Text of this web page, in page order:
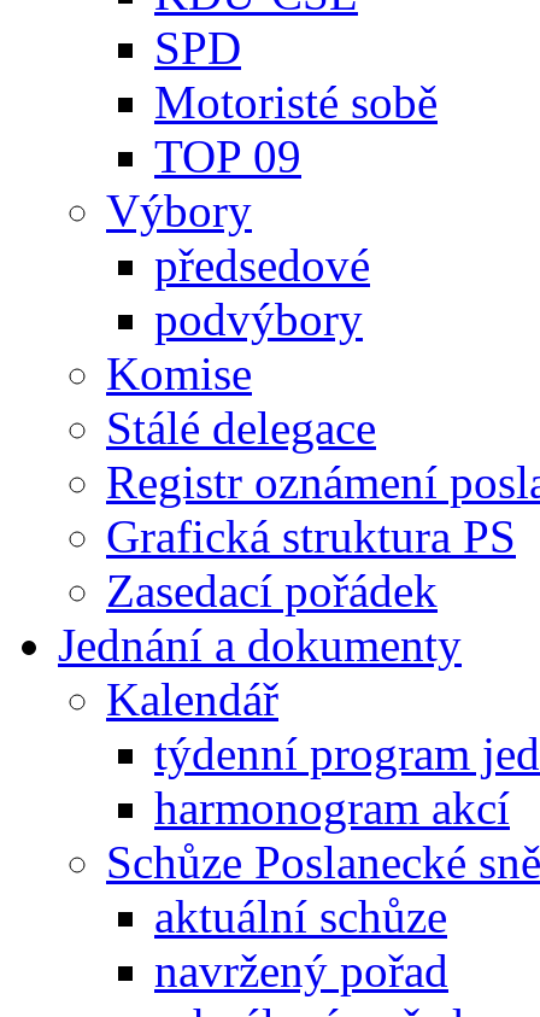
SPD
Motoristé sobě
TOP 09
Výbory
předsedové
podvýbory
Komise
Stálé delegace
Registr oznámení
Grafická struktura PS
Zasedací pořádek
Jednání a dokumenty
Kalendář
týdenní program
harmonogram akcí
Schůze Poslanecké
aktuální schůze
navržený pořad